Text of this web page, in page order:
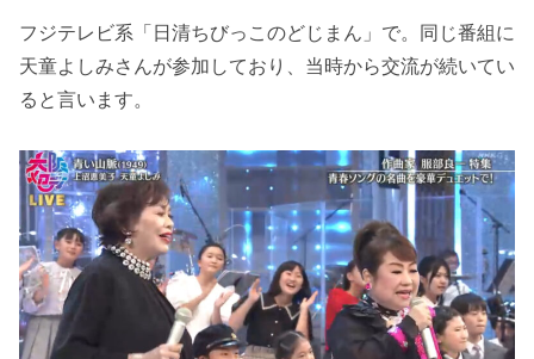
フジテレビ系「日清ちびっこのどじまん」で。同じ番組に
天童よしみさんが参加しており、当時から交流が続いてい
ると言います。